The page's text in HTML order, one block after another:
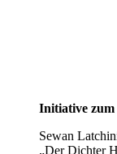
Initiative zum
Sewan
„Der Dichter